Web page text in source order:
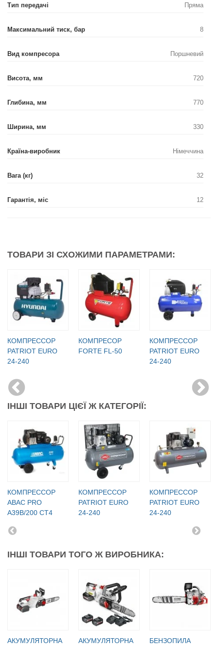
Тип передачі Пряма
Максимальний тиск, бар 8
Вид компресора Поршневий
Висота, мм 720
Глибина, мм 770
Ширина, мм 330
Країна-виробник Німеччина
Вага (кг) 32
Гарантія, міс 12
ТОВАРИ ЗІ СХОЖИМИ ПАРАМЕТРАМИ:
КОМПРЕССОР
PATRIOT EURO
24-240
КОМПРЕСОР
FORTE FL-50
КОМПРЕССОР
PATRIOT EURO
24-240
ІНШІ ТОВАРИ ЦІЄЇ Ж КАТЕГОРІЇ:
КОМПРЕССОР
ABAC PRO
A39B/200 CT4
КОМПРЕССОР
PATRIOT EURO
24-240
КОМПРЕССОР
PATRIOT EURO
24-240
ІНШІ ТОВАРИ ТОГО Ж ВИРОБНИКА:
АКУМУЛЯТОРНА
АКУМУЛЯТОРНА
БЕНЗОПИЛА